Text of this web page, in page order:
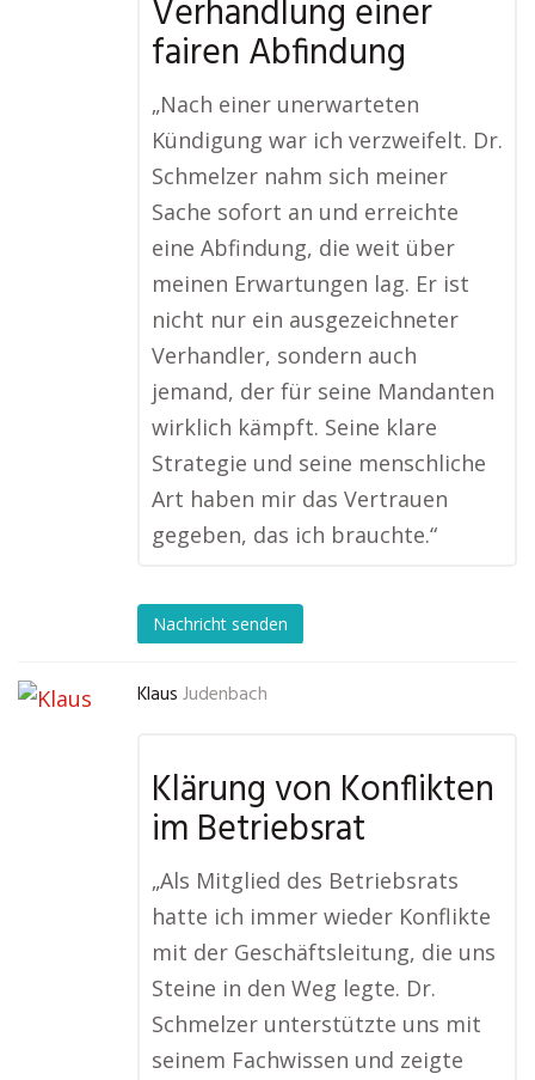
Verhandlung einer
fairen Abfindung
„Nach einer unerwarteten
Kündigung war ich verzweifelt. Dr.
Schmelzer nahm sich meiner
Sache sofort an und erreichte
eine Abfindung, die weit über
meinen Erwartungen lag. Er ist
nicht nur ein ausgezeichneter
Verhandler, sondern auch
jemand, der für seine Mandanten
wirklich kämpft. Seine klare
Strategie und seine menschliche
Art haben mir das Vertrauen
gegeben, das ich brauchte.“
Nachricht senden
Klaus Judenbach
Klärung von Konflikten
im Betriebsrat
„Als Mitglied des Betriebsrats
hatte ich immer wieder Konflikte
mit der Geschäftsleitung, die uns
Steine in den Weg legte. Dr.
Schmelzer unterstützte uns mit
seinem Fachwissen und zeigte